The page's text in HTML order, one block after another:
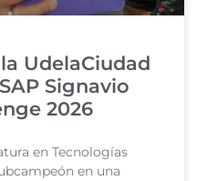
UdelaCiudad
Signavio
2026
en Tecnologías
en una